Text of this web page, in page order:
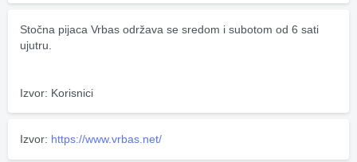
Stočna pijaca Vrbas održava se sredom i subotom od 6 sati
ujutru.
Izvor: Korisnici
Izvor: https://www.vrbas.net/